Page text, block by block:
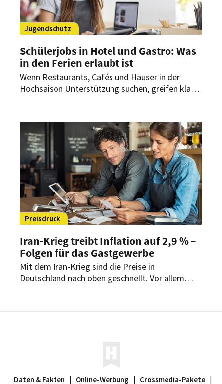
Jugendschutz
Schülerjobs in Hotel und Gastro: Was
in den Ferien erlaubt ist
Wenn Restaurants, Cafés und Häuser in der
Hochsaison Unterstützung suchen, greifen klare
plant, verbindet Zusatzverdienst auf
Nachwuchsseite mit rechtssicherer Entlastung
im Betrieb.
Preisdruck
Iran-Krieg treibt Inflation auf 2,9 % –
Folgen für das Gastgewerbe
Mit dem Iran-Krieg sind die Preise in
Deutschland nach oben geschnellt. Vor allem
Daten & Fakten Online-Werbung Crossmedia-Pakete